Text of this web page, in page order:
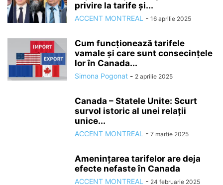
privire la tarife și...
ACCENT MONTREAL - 16 aprilie 2025
Cum funcționează tarifele
vamale și care sunt consecințele
lor în Canada...
Simona Pogonat - 2 aprilie 2025
Canada – Statele Unite: Scurt
survol istoric al unei relații
unice...
ACCENT MONTREAL - 7 martie 2025
Amenințarea tarifelor are deja
efecte nefaste în Canada
ACCENT MONTREAL - 24 februarie 2025